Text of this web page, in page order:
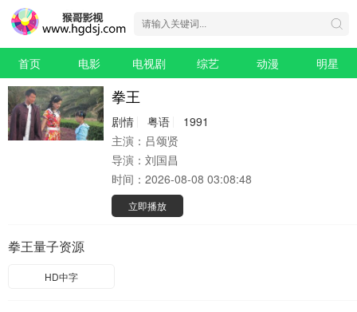
首页 电影 电视剧 综艺 动漫 明星
拳王
剧情 粤语
1991
主演： 吕颂贤
导演： 刘国昌
时间： 2026-08-08 03:08:48
立即播放
拳王量子资源
HD中字